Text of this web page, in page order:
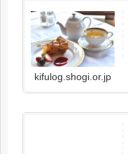
kifulog.shogi.or.jp